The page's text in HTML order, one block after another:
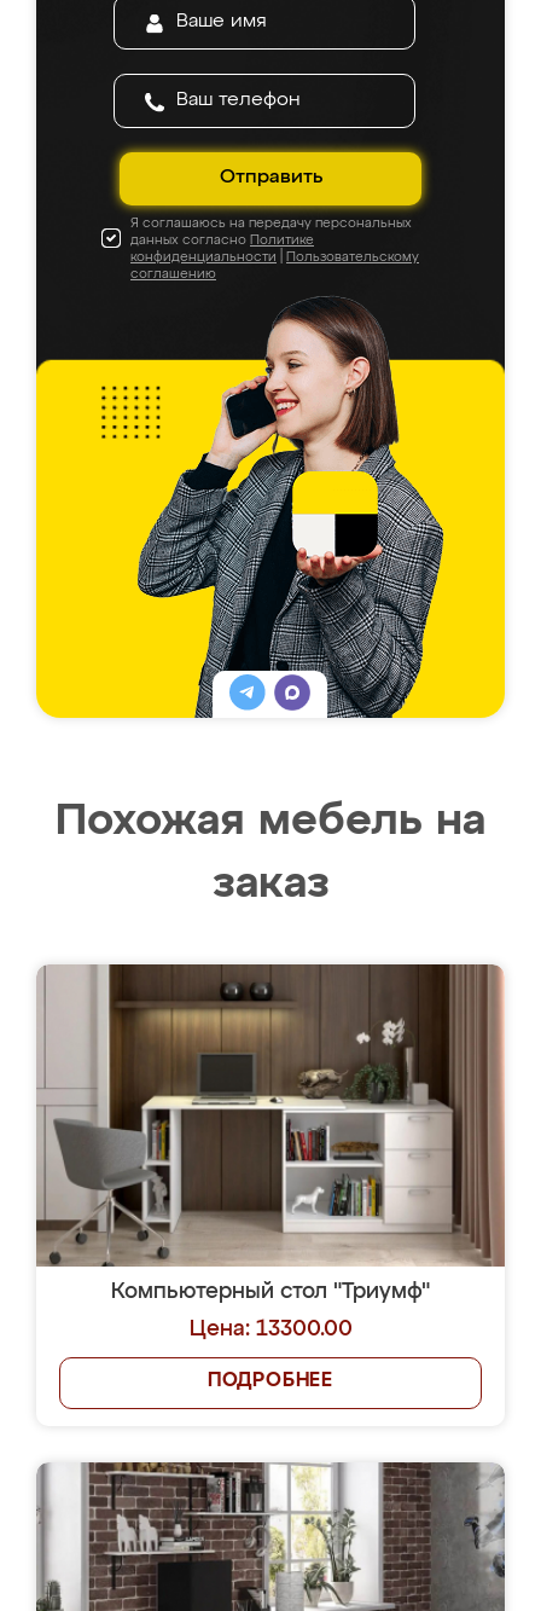
Отправить
Я соглашаюсь на передачу персональных
данных согласно Политике
конфиденциальности
Пользовательскому
соглашению
Похожая мебель на
заказ
Компьютерный стол "Триумф"
Цена: 13300.00
ПОДРОБНЕЕ